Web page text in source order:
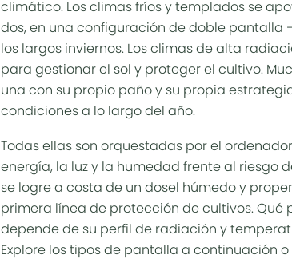
climático. Los climas fríos y templados se
dos, en una configuración de doble pantalla
los largos inviernos. Los climas de alta
para gestionar el sol y proteger el cultivo.
una con su propio paño y su propia
condiciones a lo largo del año.
Todas ellas son orquestadas por el
energía, la luz y la humedad frente al riesgo
se logre a costa de un dosel húmedo y
primera línea de protección de cultivos. Qué
depende de su perfil de radiación y
Explore los tipos de pantalla a continuación